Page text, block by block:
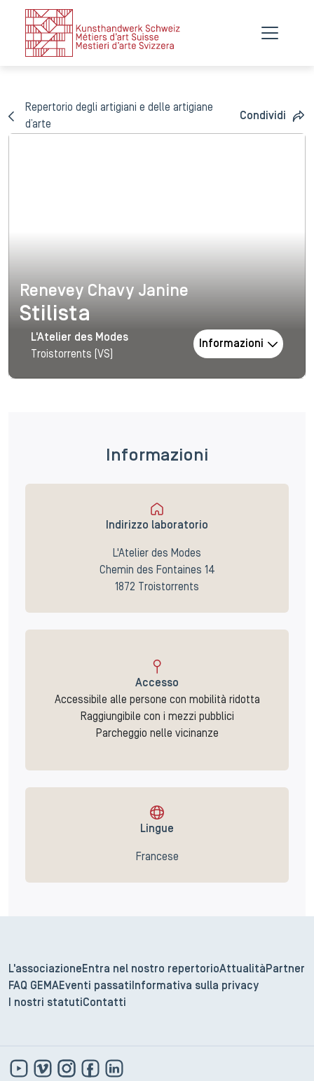
Repertorio degli artigiani e delle artigiane
d’arte
Condividi
Renevey Chavy Janine
Renevey Chavy Janine
Stilista
L'Atelier des Modes
Troistorrents (VS)
Informazioni
Informazioni
Indirizzo laboratorio
L'Atelier des Modes
Chemin des Fontaines 14
1872 Troistorrents
Accesso
Accessibile alle persone con mobilità ridotta
Raggiungibile con i mezzi pubblici
Parcheggio nelle vicinanze
Lingue
Francese
L'associazione Entra nel nostro repertorioAttualità Partner
FAQ GEMAEventi passati
Informativa sulla privacy
I nostri statuti Contatti